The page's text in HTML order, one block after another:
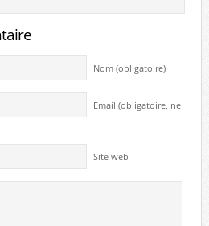
Nom (obligatoire)
Email (obligatoire, ne
Site web